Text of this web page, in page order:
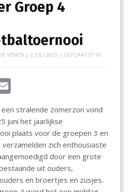
Groep 4
VENEN | 2 JULI 2025| GEPLAATST IN
E
ai
l
een stralende zomerzon vond
juni het jaarlijkse
plaats voor de groepen 3 en
zich enthousiaste
door een grote
uit ouders,
en broertjes en zusjes.